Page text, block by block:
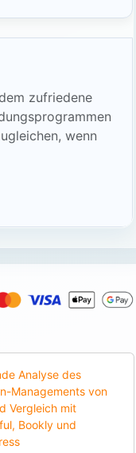
zufriedene
wenn
Analyse des
Managements von
Vergleich mit
Bookly und